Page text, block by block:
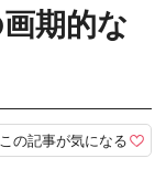
期的な
この記事が気になる